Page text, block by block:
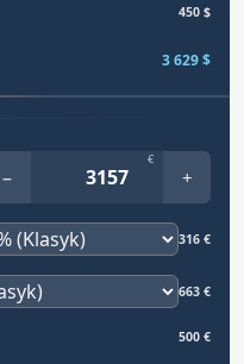
450 $
3 629 $
−
€
+
316 €
663 €
500 €